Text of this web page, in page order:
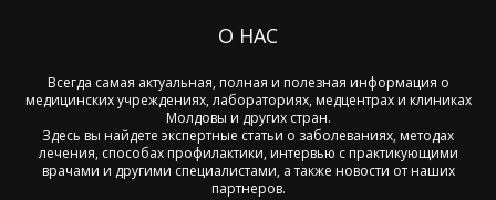
О НАС
Всегда самая актуальная, полная и полезная информация о
медицинских учреждениях, лабораториях, медцентрах и клиниках
Молдовы и других стран.
Здесь вы найдете экспертные статьи о заболеваниях, методах
лечения, способах профилактики, интервью с практикующими
врачами и другими специалистами, а также новости от наших
партнеров.